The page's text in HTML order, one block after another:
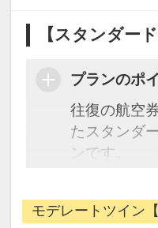
【スタンダー
プランのポ
往復の航空
たスタンダ
ンです。
できるダイ
ら、一都市
モデレートツイン【